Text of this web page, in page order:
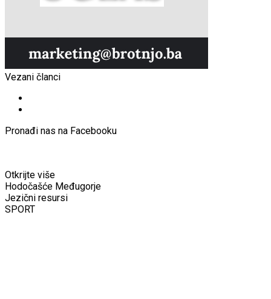
Vezani članci
Pronađi nas na Facebooku
Otkrijte više
Hodočašće Međugorje
Jezični resursi
SPORT